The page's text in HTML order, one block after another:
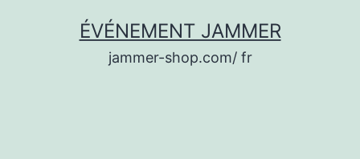
ÉVÉNEMENT JAMMER
jammer-shop.com/ fr